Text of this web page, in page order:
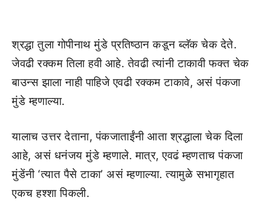
श्रद्धा तुला गोपीनाथ मुंडे प्रतिष्ठान कडून ब्लॅक चेक देते.
जेवढी रक्कम तिला हवी आहे. तेवढी त्यांनी टाकावी फक्त चेक
बाउन्स झाला नाही पाहिजे एवढी रक्कम टाकावे, असं पंकजा
मुंडे म्हणाल्या.
यालाच उत्तर देताना, पंकजाताईंनी आता श्रद्धाला चेक दिला
आहे, असं धनंजय मुंडे म्हणाले. मात्र, एवढं म्हणताच पंकजा
मुंडेंनी ‘त्यात पैसे टाका’ असं म्हणाल्या. त्यामुळे सभागृहात
एकच हश्शा पिकली.